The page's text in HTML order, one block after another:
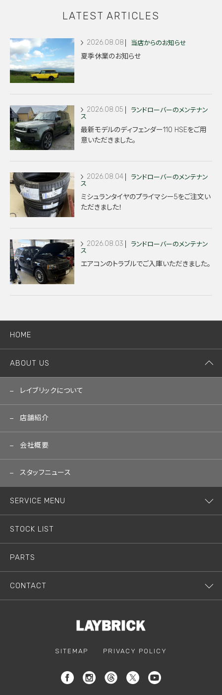
LATEST ARTICLES
2026.08.08 当店からのお知らせ
夏季休業のお知らせ
2026.08.05
ランドローバーのメンテナン
ス
最新モデルのディフェンダー110 HSEをご用
意いただきました。
2026.08.04
ランドローバーのメンテナン
ス
ミシュランタイヤのプライマシー5をご注文い
ただきました！
2026.08.03
ランドローバーのメンテナン
ス
エアコンのトラブルでご入庫いただきました。
HOME
ABOUT US
レイブリックについて
店舗紹介
会社概要
スタッフニュース
SERVICE MENU
STOCK LIST
PARTS
CONTACT
SITEMAP PRIVACY POLICY